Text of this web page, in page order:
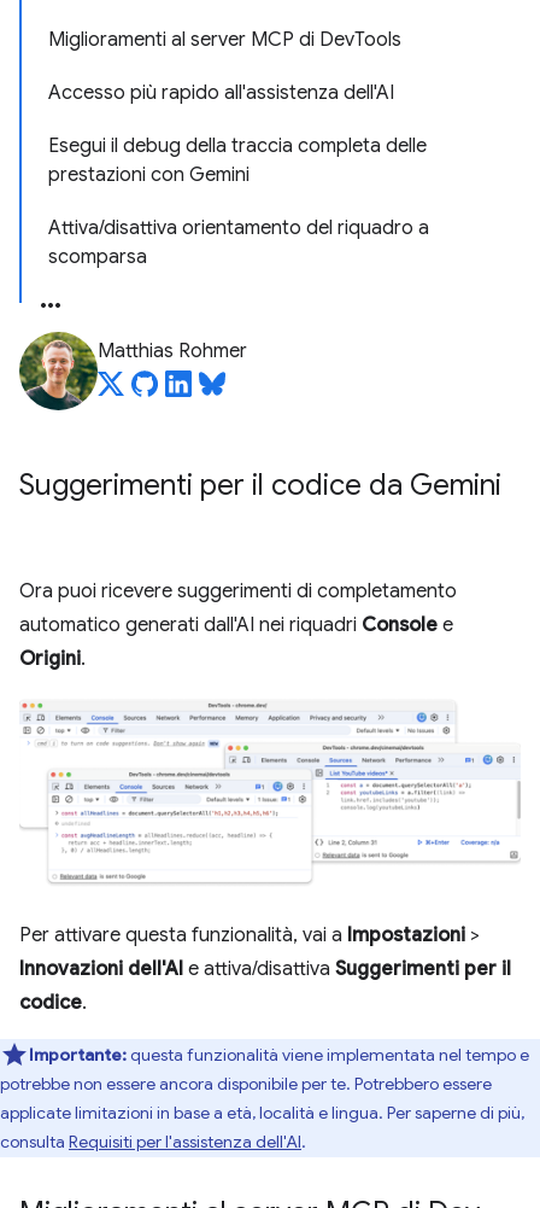
Miglioramenti al server MCP di DevTools
Accesso più rapido all'assistenza dell'AI
Esegui il debug della traccia completa delle
prestazioni con Gemini
Attiva/disattiva orientamento del riquadro a
scomparsa
Matthias Rohmer
Suggerimenti per il codice da Gemini
Ora puoi ricevere suggerimenti di completamento
automatico generati dall'AI nei riquadri Console e
Origini.
Per attivare questa funzionalità, vai a Impostazioni >
Innovazioni dell'AI e attiva/disattiva Suggerimenti per il
codice.
Importante:questa funzionalità viene implementata nel tempo e
potrebbe non essere ancora disponibile per te. Potrebbero essere
applicate limitazioni in base a età, località e lingua. Per saperne di più,
consulta Requisiti per l'assistenza dell'AI.